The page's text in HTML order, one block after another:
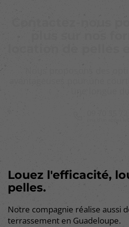
Louez l'efficacité,
pelles.
Notre compagnie réalise aussi
terrassement en Guadeloupe.